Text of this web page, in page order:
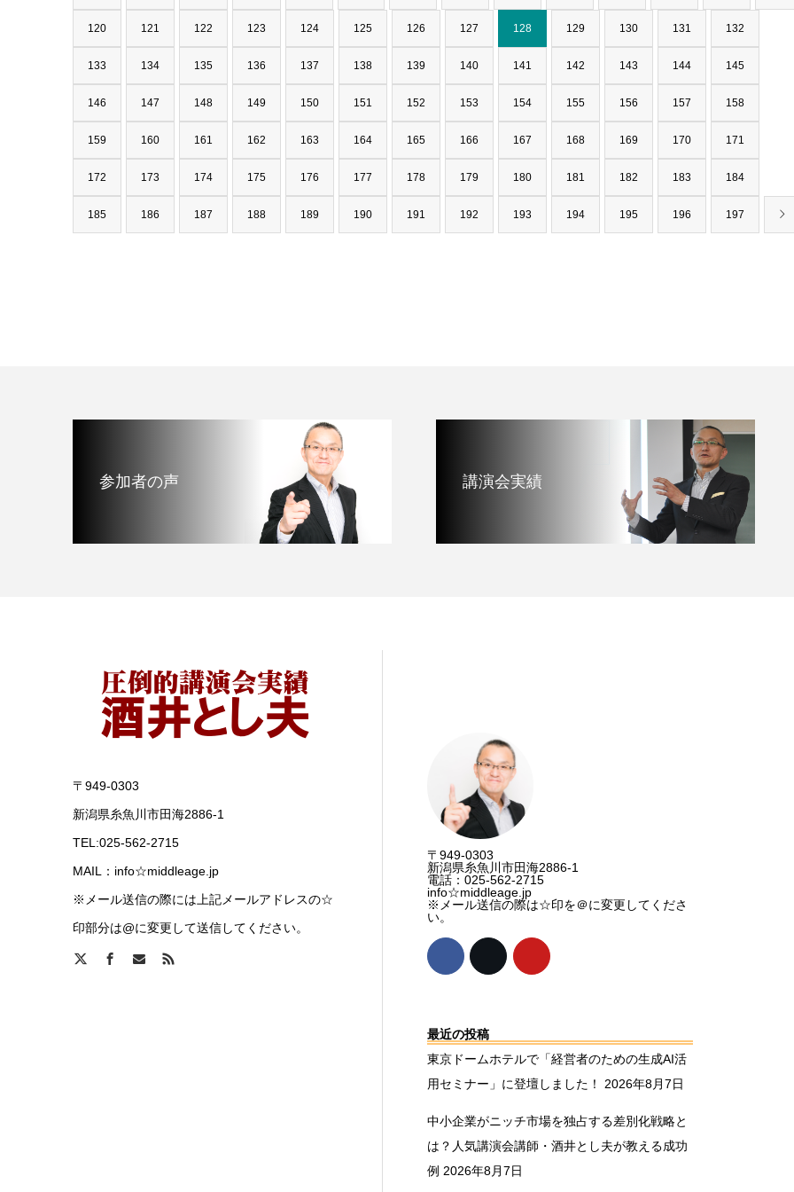
120 121 122 123 124 125 126 127 128 129 130 131 132
133 134 135 136 137 138 139 140 141 142 143 144 145
146 147 148 149 150 151 152 153 154 155 156 157 158
159 160 161 162 163 164 165 166 167 168 169 170 171
172 173 174 175 176 177 178 179 180 181 182 183 184
185 186 187 188 189 190 191 192 193 194 195 196 197
参加者の声 講演会実績
〒949-0303
新潟県糸魚川市田海2886-1
TEL:025-562-2715
MAIL：info☆middleage.jp
※メール送信の際には上記メールアドレスの☆
印部分は@に変更して送信してください。
〒949-0303
新潟県糸魚川市田海2886-1
電話：025-562-2715
info☆middleage.jp
※メール送信の際は☆印を＠に変更してくださ
い。
最近の投稿
東京ドームホテルで「経営者のための生成AI活
用セミナー」に登壇しました！
2026年8月7日
中小企業がニッチ市場を独占する差別化戦略と
は？人気講演会講師・酒井とし夫が教える成功
例 2026年8月7日